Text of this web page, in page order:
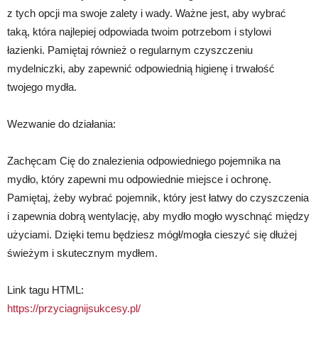
z tych opcji ma swoje zalety i wady. Ważne jest, aby wybrać
taką, która najlepiej odpowiada twoim potrzebom i stylowi
łazienki. Pamiętaj również o regularnym czyszczeniu
mydelniczki, aby zapewnić odpowiednią higienę i trwałość
twojego mydła.
Wezwanie do działania:
Zachęcam Cię do znalezienia odpowiedniego pojemnika na
mydło, który zapewni mu odpowiednie miejsce i ochronę.
Pamiętaj, żeby wybrać pojemnik, który jest łatwy do czyszczenia
i zapewnia dobrą wentylację, aby mydło mogło wyschnąć między
użyciami. Dzięki temu będziesz mógł/mogła cieszyć się dłużej
świeżym i skutecznym mydłem.
Link tagu HTML:
https://przyciagnijsukcesy.pl/